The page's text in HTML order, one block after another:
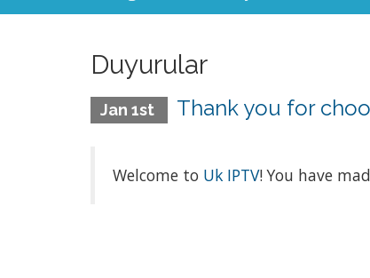
Duyurular
Jan 1st Thank you for
Welcome to Uk IPTV! You have